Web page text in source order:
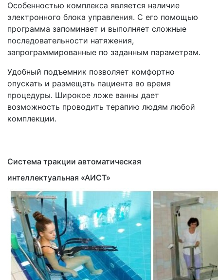
Особенностью комплекса является наличие
электронного блока управления. С его помощью
программа запоминает и выполняет сложные
последовательности натяжения,
запрограммированные по заданным параметрам.
Удобный подъемник позволяет комфортно
опускать и размещать пациента во время
процедуры. Широкое ложе ванны дает
возможность проводить терапию людям любой
комплекции.
Система тракции автоматическая
интеллектуальная «АИСТ»